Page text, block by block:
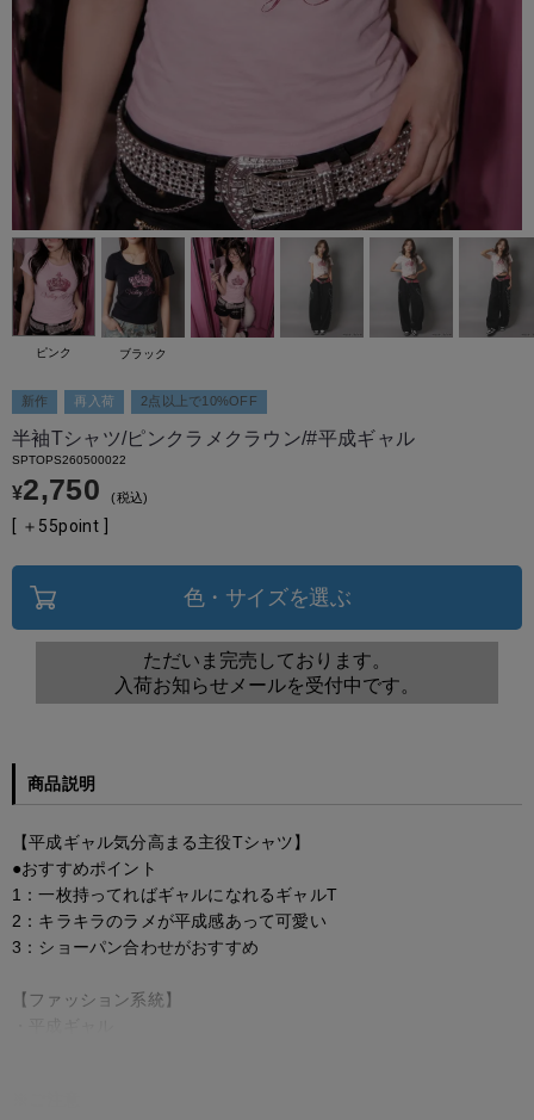
新作 再入荷 2点以上で10%OFF
半袖Tシャツ/ピンクラメクラウン/#平成ギャル
SPTOPS260500022
¥2,750 税込
[ ＋ 55point ]
色・サイズを選ぶ
ただいま完売しております。
入荷お知らせメールを受付中です。
商品説明
【平成ギャル気分高まる主役Tシャツ】
●おすすめポイント
1：一枚持ってればギャルになれるギャルT
2：キラキラのラメが平成感あって可愛い
3：ショーパン合わせがおすすめ
【ファッション系統】
ピンク
ピンク ブラック